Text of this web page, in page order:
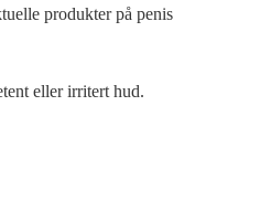
produkter på penis
eller irritert hud.